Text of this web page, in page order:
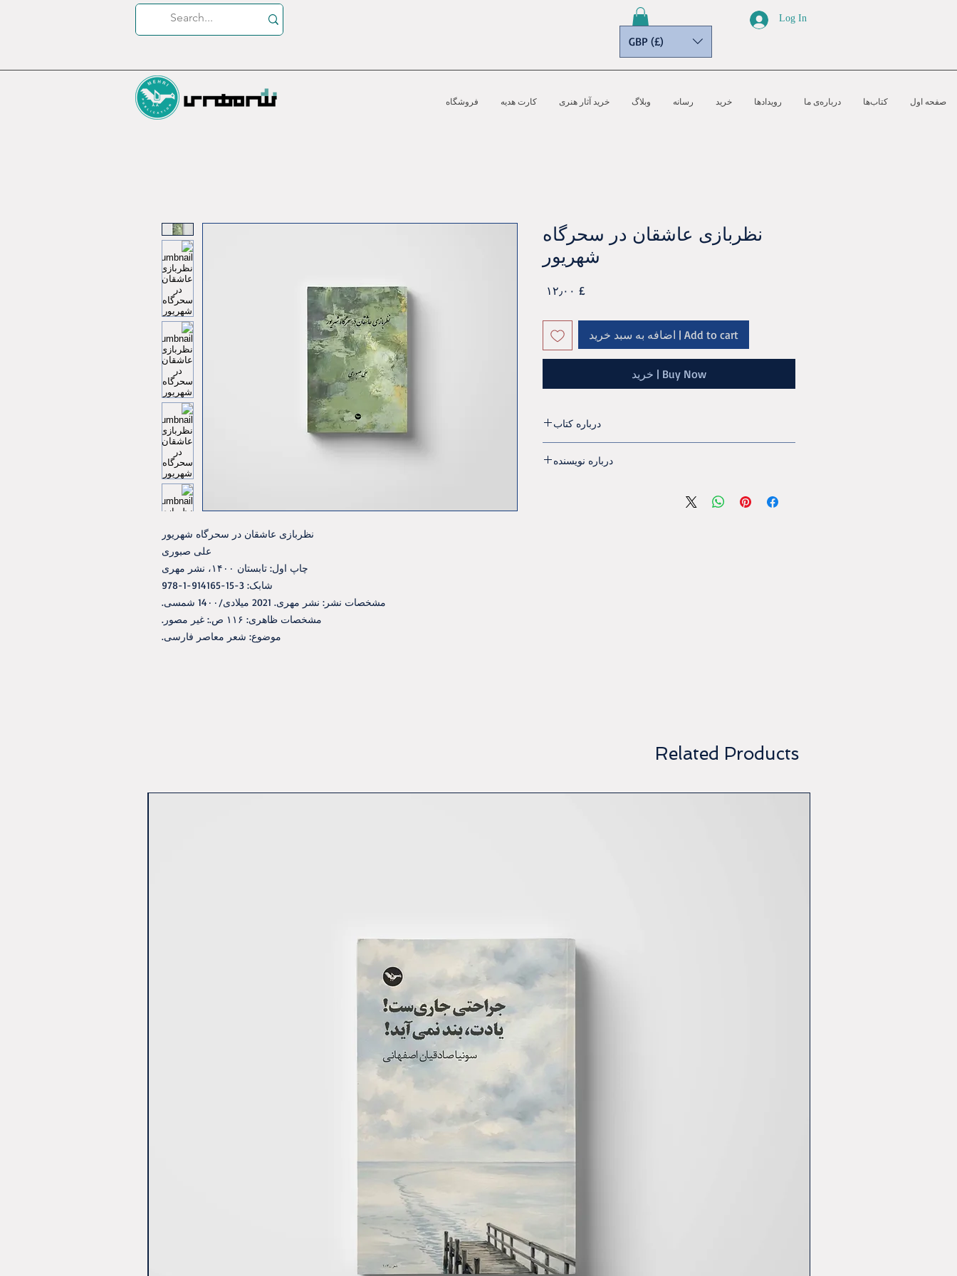
Log In
GBP (£)
صفحه اول کتاب‌ها درباره‌ی ما رویدادها خرید رسانه‌ وبلاگ خرید آثار هنری کارت هدیه فروشگاه
نظربازی عاشقان در سحرگاه شهریور
علی صبوری
چاپ اول: تابستان ۱۴۰۰، نشر مهری
شابک: 3-15-914165-1-978
مشخصات نشر: نشر مهری. 2021 میلادی/14۰۰ شمسی.
مشخصات ظاهری: ۱۱۶ ص.: غیر مصور.
موضوع: شعر معاصر فارسی.
نظربازی عاشقان در سحرگاه
شهریور
£ ۱۲٫۰۰
Add to cart | اضافه به سبد خرید
Buy Now | خرید
درباره کتاب
درباره نویسنده
دارای تحصیلات دانشگاهی در رشته روانشناسی از دانشگاه
Related Products